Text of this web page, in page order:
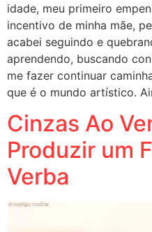
idade, meu primeiro
incentivo de minha mãe,
acabei seguindo e
aprendendo, buscando
me fazer continuar
que é o mundo artístico.
Cinzas Ao
Produzir um
Verba